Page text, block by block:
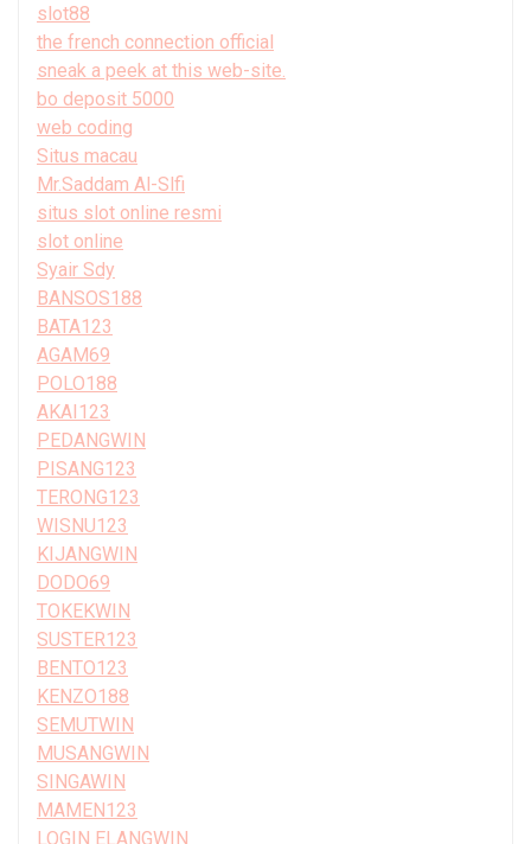
slot88
the french connection official
sneak a peek at this web-site.
bo deposit 5000
web coding
Situs macau
Mr.Saddam Al-Slfi
situs slot online resmi
slot online
Syair Sdy
BANSOS188
BATA123
AGAM69
POLO188
AKAI123
PEDANGWIN
PISANG123
TERONG123
WISNU123
KIJANGWIN
DODO69
TOKEKWIN
SUSTER123
BENTO123
KENZO188
SEMUTWIN
MUSANGWIN
SINGAWIN
MAMEN123
LOGIN ELANGWIN